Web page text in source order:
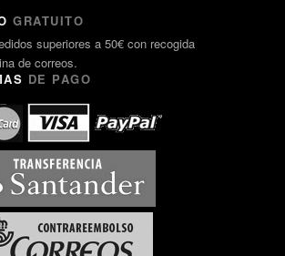
GRATUITO
superiores a 50€ con recogida
de correos.
DE PAGO